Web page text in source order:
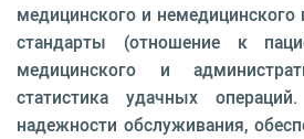
медицинского и немедицинского
стандарты (отношение к
медицинского и
статистика удачных
надежности обслуживания,